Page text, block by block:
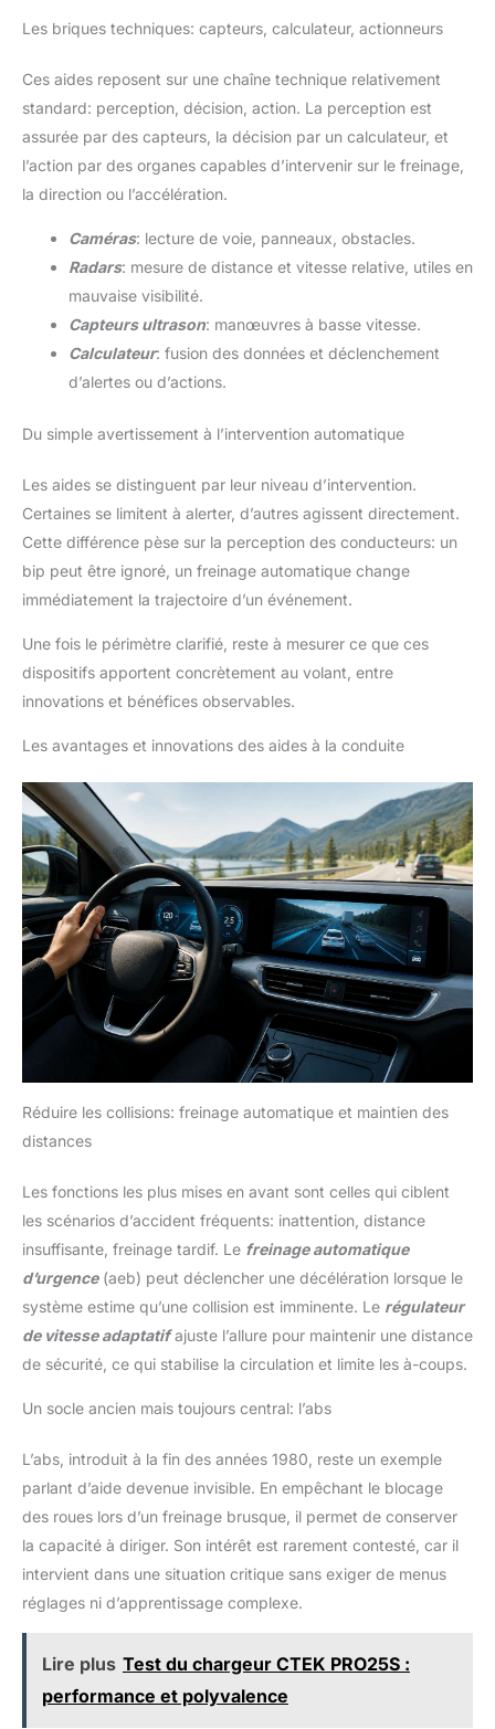
Les briques techniques: capteurs, calculateur, actionneurs
Ces aides reposent sur une chaîne technique relativement
standard: perception, décision, action. La perception est
assurée par des capteurs, la décision par un calculateur, et
l’action par des organes capables d’intervenir sur le freinage,
la direction ou l’accélération.
Caméras: lecture de voie, panneaux, obstacles.
Radars: mesure de distance et vitesse relative, utiles en
mauvaise visibilité.
Capteurs ultrason: manœuvres à basse vitesse.
Calculateur: fusion des données et déclenchement
d’alertes ou d’actions.
Du simple avertissement à l’intervention automatique
Les aides se distinguent par leur niveau d’intervention.
Certaines se limitent à alerter, d’autres agissent directement.
Cette différence pèse sur la perception des conducteurs: un
bip peut être ignoré, un freinage automatique change
immédiatement la trajectoire d’un événement.
Une fois le périmètre clarifié, reste à mesurer ce que ces
dispositifs apportent concrètement au volant, entre
innovations et bénéfices observables.
Les avantages et innovations des aides à la conduite
Réduire les collisions: freinage automatique et maintien des
distances
Les fonctions les plus mises en avant sont celles qui ciblent
les scénarios d’accident fréquents: inattention, distance
insuffisante, freinage tardif. Le freinage automatique
d’urgence(aeb) peut déclencher une décélération lorsque le
système estime qu’une collision est imminente. Le régulateur
de vitesse adaptatifajuste l’allure pour maintenir une distance
de sécurité, ce qui stabilise la circulation et limite les à-coups.
Un socle ancien mais toujours central: l’abs
L’abs, introduit à la fin des années 1980, reste un exemple
parlant d’aide devenue invisible. En empêchant le blocage
des roues lors d’un freinage brusque, il permet de conserver
la capacité à diriger. Son intérêt est rarement contesté, car il
intervient dans une situation critique sans exiger de menus
réglages ni d’apprentissage complexe.
Lire plus Test du chargeur CTEK PRO25S :
performance et polyvalence